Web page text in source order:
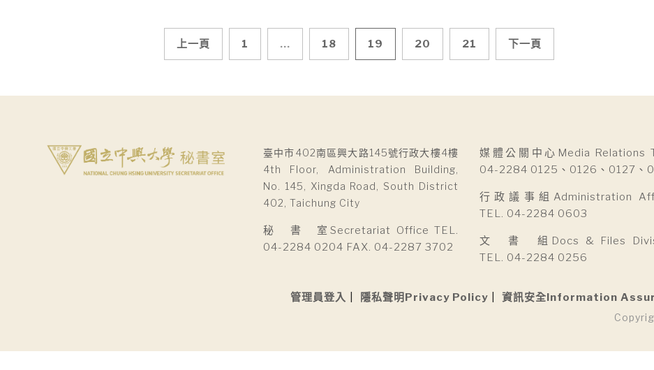
覽
上一頁 1 ... 18 19 20 21 下一頁
臺中市402南區興大路145號行政大樓4樓
4th Floor, Administration Building,
No. 145, Xingda Road, South District
402, Taichung City
秘 書 室Secretariat Office TEL.
04-2284 0204 FAX. 04-2287 3702
媒體公關中心Media Relations
04-2284 0125、0126、0127、
行政議事組Administration
TEL. 04-2284 0603
文 書 組Docs & Files
TEL. 04-2284 0256
管理員登入 隱私聲明Privacy Policy 資訊安全Information